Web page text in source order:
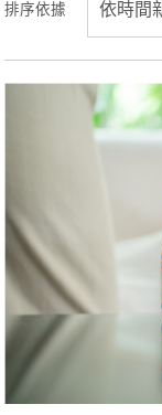
排序依據